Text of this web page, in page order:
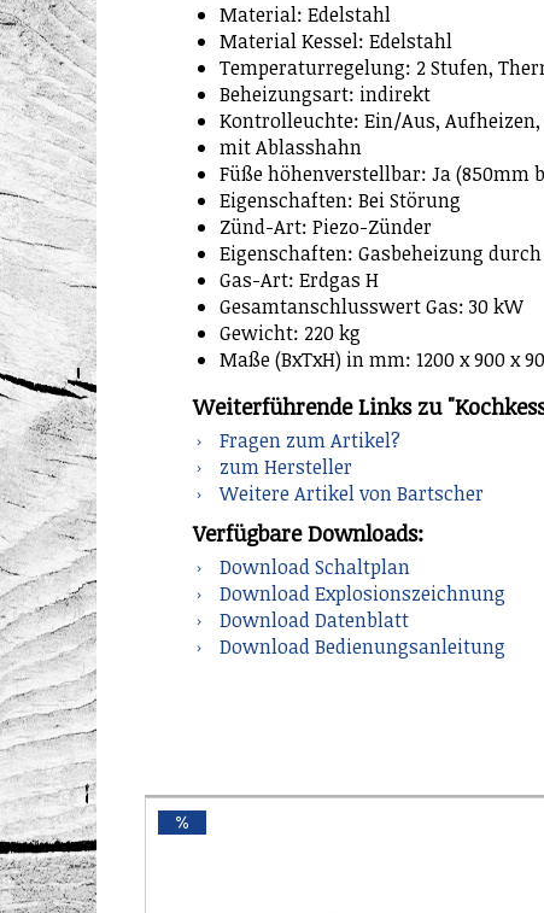
Material: Edelstahl
Material Kessel: Edelstahl
Temperaturregelung: 2 Stufen,
Beheizungsart: indirekt
Kontrolleuchte: Ein/Aus,
mit Ablasshahn
Füße höhenverstellbar: Ja (850mm
Eigenschaften: Bei Störung
Zünd-Art: Piezo-Zünder
Eigenschaften: Gasbeheizung
Gas-Art: Erdgas H
Gesamtanschlusswert Gas: 30 kW
Gewicht: 220 kg
Maße (BxTxH) in mm: 1200 x 900 x
Weiterführende Links zu
Fragen zum Artikel?
zum Hersteller
Weitere Artikel von Bartscher
Verfügbare Downloads:
Download Schaltplan
Download Explosionszeichnung
Download Datenblatt
Download Bedienungsanleitung